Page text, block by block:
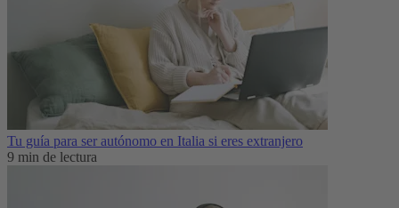
Tu guía para ser autónomo en Italia si eres extranjero
9 min de lectura